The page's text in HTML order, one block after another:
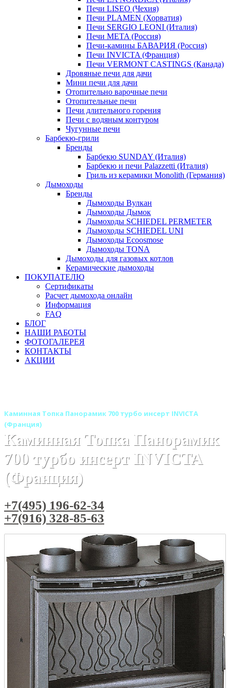
Печи LISEO (Чехия)
Печи PLAMEN (Хорватия)
Печи SERGIO LEONI (Италия)
Печи META (Россия)
Печи-камины БАВАРИЯ (Россия)
Печи INVICTA (Франция)
Печи VERMONT CASTINGS (Канада)
Дровяные печи для дачи
Мини печи для дачи
Отопительно варочные печи
Отопительные печи
Печи длительного горения
Печи с водяным контуром
Чугунные печи
Барбекю-грили
Бренды
Барбекю SUNDAY (Италия)
Барбекю и печи Palazzetti (Италия)
Гриль из керамики Monolith (Германия)
Дымоходы
Бренды
Дымоходы Вулкан
Дымоходы Дымок
Дымоходы SCHIEDEL PERMETER
Дымоходы SCHIEDEL UNI
Дымоходы Ecoosmose
Дымоходы TONA
Дымоходы для газовых котлов
Керамические дымоходы
ПОКУПАТЕЛЮ
Сертификаты
Расчет дымохода онлайн
Информация
FAQ
БЛОГ
НАШИ РАБОТЫ
ФОТОГАЛЕРЕЯ
КОНТАКТЫ
АКЦИИ
Каминная Топка Панорамик 700 турбо инсерт INVICTA
(Франция)
Каминная Топка Панорамик
700 турбо инсерт INVICTA
(Франция)
+7(495) 196-62-34
+7(916) 328-85-63